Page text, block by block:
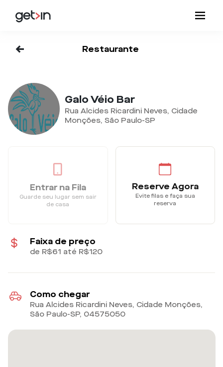
<- Restaurante
Galo Véio Bar
Rua Alcides Ricardini Neves, Cidade
Monções, São Paulo-SP
Entrar na Fila
Guarde seu lugar sem sair
de casa
Reserve Agora
Evite filas e faça sua
reserva
Faixa de preço
de R$61 até R$120
Como chegar
Rua Alcides Ricardini Neves, Cidade Monções,
São Paulo-SP, 04575050